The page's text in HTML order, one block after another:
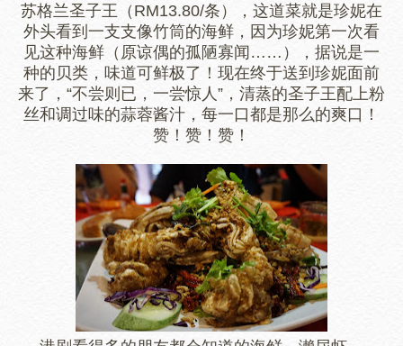
苏格兰圣子王（RM13.80/条），这道菜就是珍妮在
外头看到一支支像竹筒的海鲜，因为珍妮第一次看
见这种海鲜（原谅偶的孤陋寡闻……），据说是一
种的贝类，味道可鲜极了！现在终于送到珍妮面前
来了， “不尝则已，一尝惊人”，清蒸的圣子王配上粉
丝和调过味的蒜蓉酱汁，每一口都是那么的爽口！
赞！赞！赞！